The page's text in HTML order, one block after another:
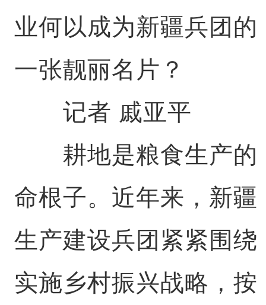
业何以成为新疆兵团的
一张靓丽名片？
记者 戚亚平
耕地是粮食生产的
命根子。近年来，新疆
生产建设兵团紧紧围绕
实施乡村振兴战略，按